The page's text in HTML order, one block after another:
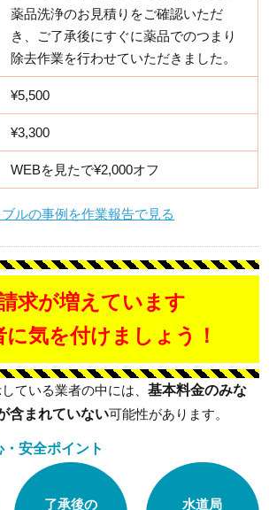
薬品洗浄のお見積りをご確認いただ
き、ご了承後にすぐに薬品でのつまり
除去作業を行わせていただきました。
¥5,500
¥3,300
WEBを見たで¥2,000オフ
ルの事例を作業報告で見る
求が増えています
に気を付けましょう！
ている業者の中には、基本料金のみな
含まれていない可能性があります。
安全ポイント
了承後の
水道局